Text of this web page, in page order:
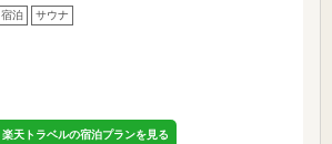
宿泊 サウナ
楽天トラベルの宿泊プランを見る